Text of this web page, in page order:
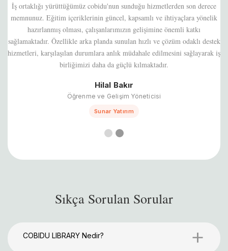
Eğitim içerikleri, çalışan gelişimine gerçekten dokunan ve sahada
karşılığı olan başlıklar sunuyor. Özellikle iletişim, liderlik ve duygu
yönetimi konularındaki derinlik ve pratik yaklaşım çok değerli. Süreç
boyunca hem içerik kalitesinden hem işbirliği yaklaşımından hem de
teknik destek açısından oldukça memnun kaldık.
Eğitim Müdürü
Mavi
Sıkça Sorulan Sorular
COBIDU LIBRARY Nedir? +